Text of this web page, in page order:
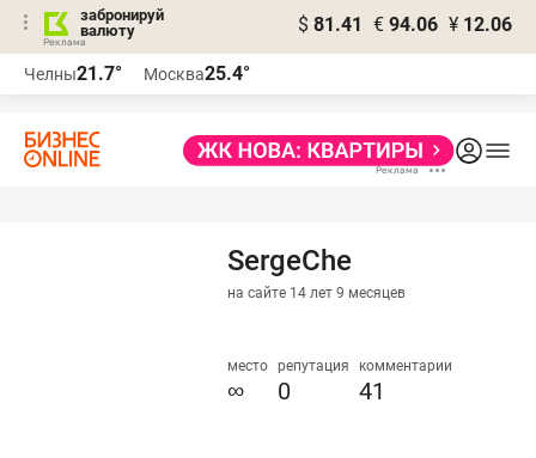
забронируй
валюту
$ 81.41 € 94.06 ¥ 12.06
Челны21.7° Москва25.4°
SergeChe
на сайте 14 лет 9 месяцев
место
∞
репутация
0
комментарии
41